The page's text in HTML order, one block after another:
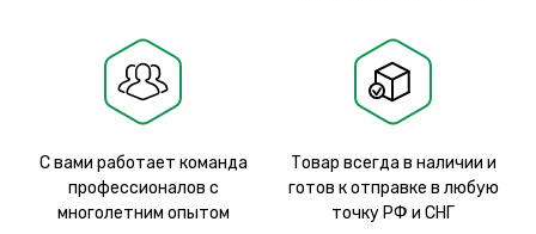
С вами работает команда
профессионалов с
многолетним опытом
Товар всегда в наличии и
готов к отправке в любую
точку РФ и СНГ